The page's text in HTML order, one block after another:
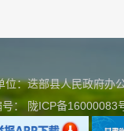
位：迭部县人民政府
： 陇ICP备16000083